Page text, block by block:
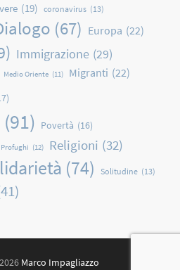
(19) coronavirus (13)
(67) Europa (22)
Immigrazione (29)
Medio Oriente (11) Migranti (22)
(91) Povertà (16)
Profughi (12) Religioni (32)
(74) Solitudine (13)
Marco Impagliazzo